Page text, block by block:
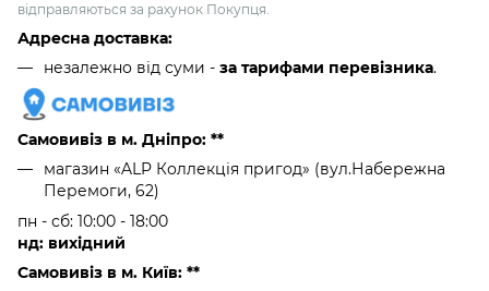
відправляються за рахунок Покупця.
Адресна доставка:
незалежно від суми - за тарифами перевізника.
Самовивіз в м. Дніпро: **
магазин «ALP Коллекція пригод» (вул.Набережна
Перемоги, 62)
пн - сб: 10:00 - 18:00
нд: вихідний
Самовивіз в м. Київ: **